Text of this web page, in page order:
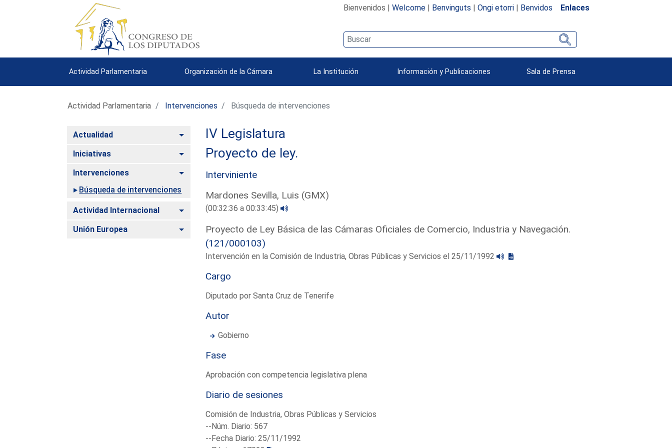
Bienvenidos | Welcome| Benvinguts | Ongi etorri| Benvidos Enlaces
Actividad Parlamentaria Organización de la Cámara La Institución Información y Publicaciones Sala de Prensa
Actividad Parlamentaria Intervenciones Búsqueda de intervenciones
Actualidad Alternar
Iniciativas Alternar
Intervenciones
Alternar
Búsqueda de intervenciones
Actividad Internacional Alternar
Unión Europea Alternar
IV Legislatura
Proyecto de ley.
Interviniente
Mardones Sevilla, Luis (GMX)
(00:32:36 a 00:33:45)
Proyecto de Ley Básica de las Cámaras Oficiales de Comercio, Industria y Navegación.
(121/000103)
Intervención en la Comisión de Industria, Obras Públicas y Servicios el 25/11/1992
Cargo
Diputado por Santa Cruz de Tenerife
Autor
Gobierno
Fase
Aprobación con competencia legislativa plena
Diario de sesiones
Comisión de Industria, Obras Públicas y Servicios
--Núm. Diario: 567
--Fecha Diario: 25/11/1992